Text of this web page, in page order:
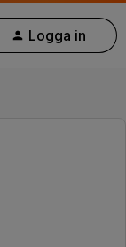
Logga in